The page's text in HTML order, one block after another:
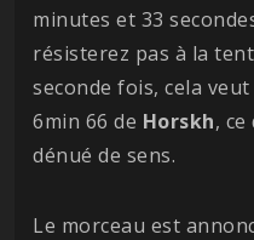
minutes et 33
résisterez pas à la
seconde fois, cela
6min 66 de Horskh,
dénué de sens.
Le morceau est